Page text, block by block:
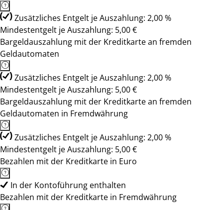
Zusätzliches Entgelt je Auszahlung: 2,00 %
Mindestentgelt je Auszahlung: 5,00 €
Bargeldauszahlung mit der Kreditkarte an fremden
Geldautomaten
Zusätzliches Entgelt je Auszahlung: 2,00 %
Mindestentgelt je Auszahlung: 5,00 €
Bargeldauszahlung mit der Kreditkarte an fremden
Geldautomaten in Fremdwährung
Zusätzliches Entgelt je Auszahlung: 2,00 %
Mindestentgelt je Auszahlung: 5,00 €
Bezahlen mit der Kreditkarte in Euro
In der Kontoführung enthalten
Bezahlen mit der Kreditkarte in Fremdwährung